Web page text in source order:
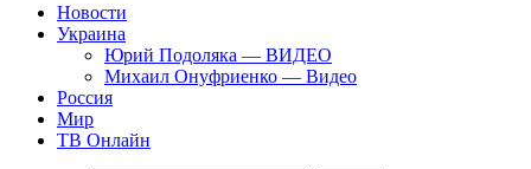
Новости
Украина
Юрий Подоляка — ВИДЕО
Михаил Онуфриенко — Видео
Россия
Мир
ТВ Онлайн